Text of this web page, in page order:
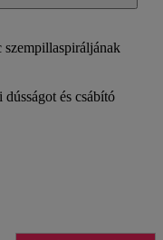
szempillaspiráljának
és csábító